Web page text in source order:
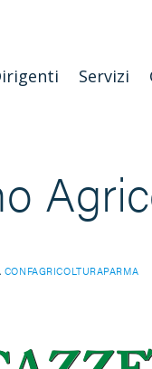
Servizi
CONFAGRICOLTURAPARMA